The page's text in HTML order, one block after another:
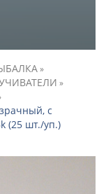
»
»
с
(25 шт./уп.)